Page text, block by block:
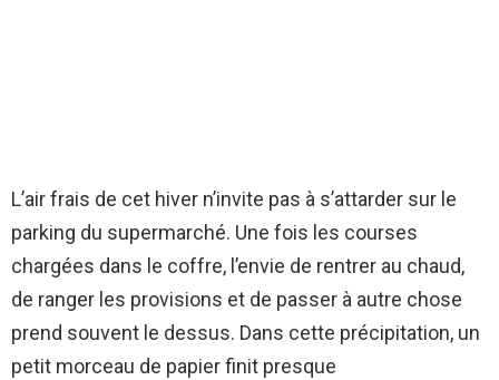
L’air frais de cet hiver n’invite pas à s’attarder sur le
parking du supermarché. Une fois les courses
chargées dans le coffre, l’envie de rentrer au chaud,
de ranger les provisions et de passer à autre chose
prend souvent le dessus. Dans cette précipitation, un
petit morceau de papier finit presque